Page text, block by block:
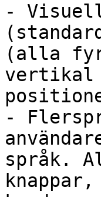
-
(alla
vertikal
-
språk.